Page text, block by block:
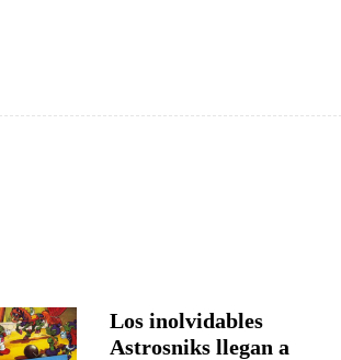
Los inolvidables
Astrosniks llegan a